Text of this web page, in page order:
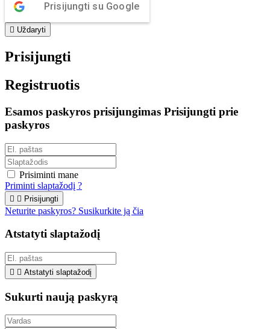
Prisijungti su Google
 Uždaryti
Prisijungti
Registruotis
Esamos paskyros prisijungimas Prisijungti prie
paskyros
Prisiminti mane
Priminti slaptažodį ?
  Prisijungti
Neturite paskyros? Susikurkite ją čia
Atstatyti slaptažodį
  Atstatyti slaptažodį
Sukurti naują paskyrą